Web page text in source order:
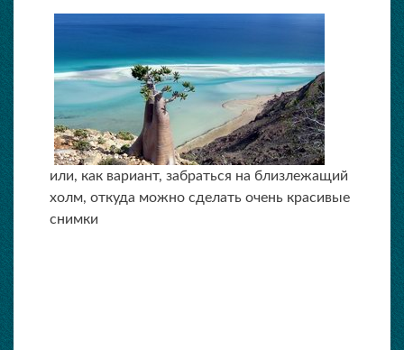
или, как вариант, забраться на близлежащий
холм, откуда можно сделать очень красивые
снимки